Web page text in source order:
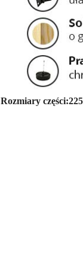
Rozmiary części: